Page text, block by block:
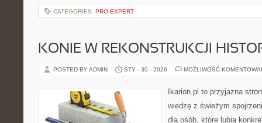
CATEGORIES: PRO-EXPERT
KONIE W REKONSTRUKCJI
POSTED BY ADMIN STY - 30 - 2026 MOŻLIWOŚĆ
Ikarion.pl to przyjazna
wiedzę z świeżym
dla osób, które lubią